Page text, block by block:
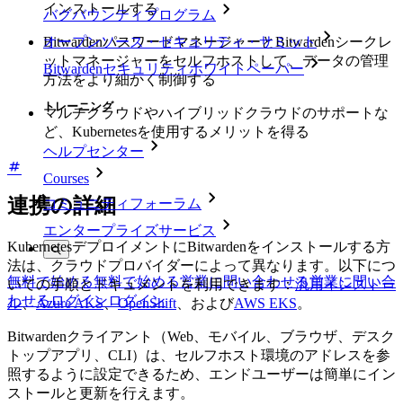
バグバウンティプログラム
オープンソース・セキュリティ・サミット
Bitwardenセキュリティホワイトペーパー
トレーニング
ヘルプセンター
Courses
コミュニティフォーラム
エンタープライズサービス
無料で始める無料で始める営業に問い合わせる営業に問い合
わせるログイン ログイン
インストールする
BitwardenパスワードマネージャーとBitwardenシークレ
ットマネージャーをセルフホストして、データの管理
方法をより細かく制御する
マルチクラウドやハイブリッドクラウドのサポートな
ど、Kubernetesを使用するメリットを得る
連携の詳細
KubernetesデプロイメントにBitwardenをインストールする方
法は、クラウドプロバイダーによって異なります。以下につ
いての手順とドキュメントを利用できます：汎用インストー
ル、Azure AKS、OpenShift 、およびAWS EKS。
Bitwardenクライアント（Web、モバイル、ブラウザ、デスク
トップアプリ、CLI）は、セルフホスト環境のアドレスを参
照するように設定できるため、エンドユーザーは簡単にイン
ストールと更新を行えます。